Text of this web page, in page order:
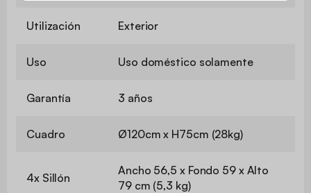
Utilización Exterior
Uso Uso doméstico solamente
Garantía 3 años
Cuadro Ø120cm x H75cm (28kg)
4x Sillón
Ancho 56,5 x Fondo 59 x Alto
79 cm (5,3 kg)